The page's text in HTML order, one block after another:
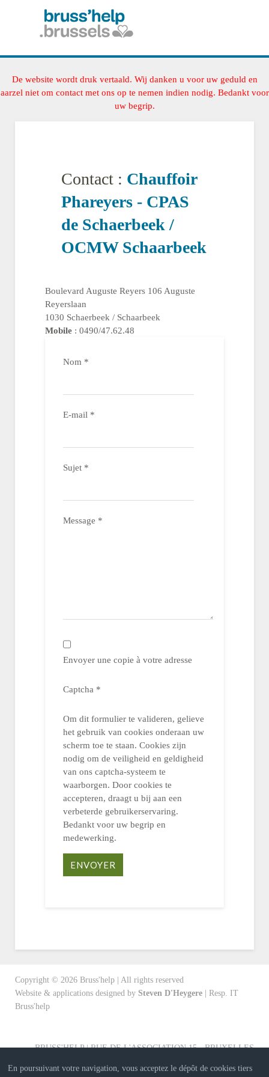
De website wordt druk vertaald. Wij danken u voor uw geduld en
aarzel niet om contact met ons op te nemen indien nodig. Bedankt voor
uw begrip.
Contact : Chauffoir
Phareyers - CPAS
de Schaerbeek /
OCMW Schaarbeek
Boulevard Auguste Reyers 106 Auguste
Reyerslaan
1030 Schaerbeek / Schaarbeek
Mobile : 0490/47.62.48
Nom *
E-mail *
Sujet *
Message *
Envoyer une copie à votre adresse
Captcha *
Om dit formulier te valideren, gelieve
het gebruik van cookies onderaan uw
scherm toe te staan. Cookies zijn
nodig om de veiligheid en geldigheid
van ons captcha-systeem te
waarborgen. Door cookies te
accepteren, draagt u bij aan een
verbeterde gebruikerservaring.
Bedankt voor uw begrip en
medewerking.
ENVOYER
Copyright © 2026 Bruss'help | All rights reserved
Website & applications designed by Steven D'Heygere | Resp. IT
Bruss'help
BRUSS'HELP | RUE DE L'ASSOCIATION 15 - BRUXELLES
En poursuivant votre navigation, vous acceptez le dépôt de cookies tiers